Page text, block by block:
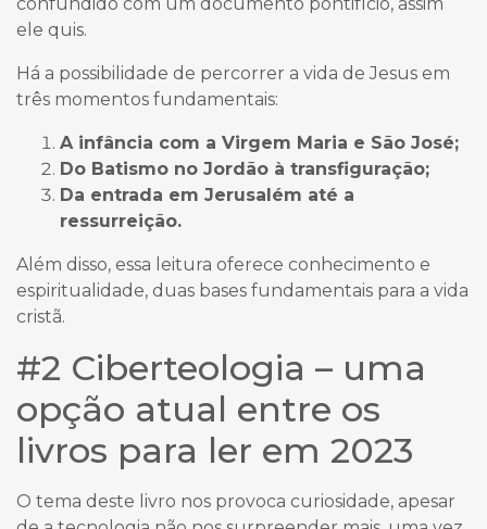
confundido com um documento pontifício, assim
ele quis.
Há a possibilidade de percorrer a vida de Jesus em
três momentos fundamentais:
A infância com a Virgem Maria e São José;
Do Batismo no Jordão à transfiguração;
Da entrada em Jerusalém até a
ressurreição.
Além disso, essa leitura oferece conhecimento e
espiritualidade, duas bases fundamentais para a vida
cristã.
#2 Ciberteologia – uma
opção atual entre os
livros para ler em 2023
O tema deste livro nos provoca curiosidade, apesar